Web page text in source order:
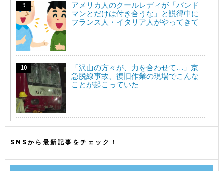
アメリカ人のクールレディが「バンド
マンとだけは付き合うな」と説得中に
フランス人・イタリア人がやってきて
「沢山の方々が、力を合わせて…」京
急脱線事故、復旧作業の現場でこんな
ことが起こっていた
SNSから最新記事をチェック！